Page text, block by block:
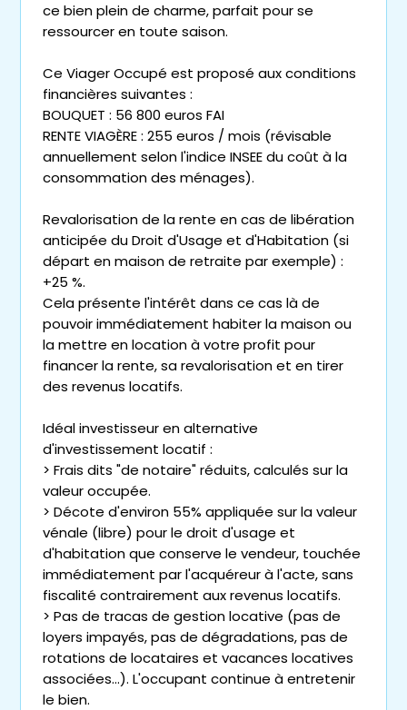
ce bien plein de charme, parfait pour se
ressourcer en toute saison.
Ce Viager Occupé est proposé aux conditions
financières suivantes :
BOUQUET : 56 800 euros FAI
RENTE VIAGÈRE : 255 euros / mois (révisable
annuellement selon l'indice INSEE du coût à la
consommation des ménages).
Revalorisation de la rente en cas de libération
anticipée du Droit d'Usage et d'Habitation (si
départ en maison de retraite par exemple) :
+25 %.
Cela présente l'intérêt dans ce cas là de
pouvoir immédiatement habiter la maison ou
la mettre en location à votre profit pour
financer la rente, sa revalorisation et en tirer
des revenus locatifs.
Idéal investisseur en alternative
d'investissement locatif :
> Frais dits "de notaire" réduits, calculés sur la
valeur occupée.
> Décote d'environ 55% appliquée sur la valeur
vénale (libre) pour le droit d'usage et
d'habitation que conserve le vendeur, touchée
immédiatement par l'acquéreur à l'acte, sans
fiscalité contrairement aux revenus locatifs.
> Pas de tracas de gestion locative (pas de
loyers impayés, pas de dégradations, pas de
rotations de locataires et vacances locatives
associées...). L'occupant continue à entretenir
le bien.